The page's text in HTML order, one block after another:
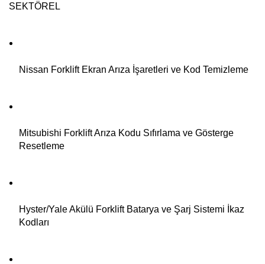
SEKTÖREL
Nissan Forklift Ekran Arıza İşaretleri ve Kod Temizleme
Mitsubishi Forklift Arıza Kodu Sıfırlama ve Gösterge
Resetleme
Hyster/Yale Akülü Forklift Batarya ve Şarj Sistemi İkaz
Kodları